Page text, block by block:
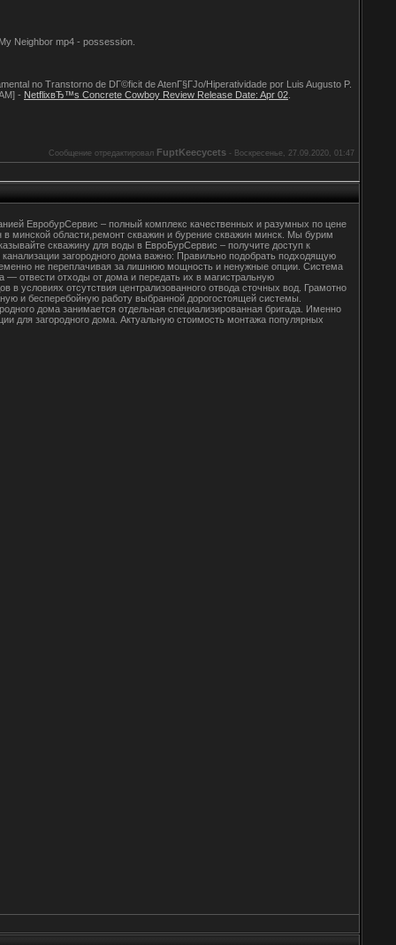
Neighbor mp4 - possession.
no Transtorno de DГ©ficit de AtenГ§ГЈo/Hiperatividade por Luis Augusto P.
- NetflixвЂ™s Concrete Cowboy Review Release Date: Apr 02
Сообщение отредактировал FuptKeecycets - Воскресенье, 27.09.2020, 01:47
ЕвробурСервис – полный комплекс качественных и разумных по цене
в минской области,ремонт скважин и бурение скважин минск. Мы бурим
скважину для воды в ЕвроБурСервис – получите доступ к
загородного дома важно: Правильно подобрать подходящую
не переплачивая за лишнюю мощность и ненужные опции. Система
— отвести отходы от дома и передать их в магистральную
в условиях отсутствия централизованного отвода сточных вод. Грамотно
и бесперебойную работу выбранной дорогостоящей системы.
дома занимается отдельная специализированная бригада. Именно
для загородного дома. Актуальную стоимость монтажа популярных